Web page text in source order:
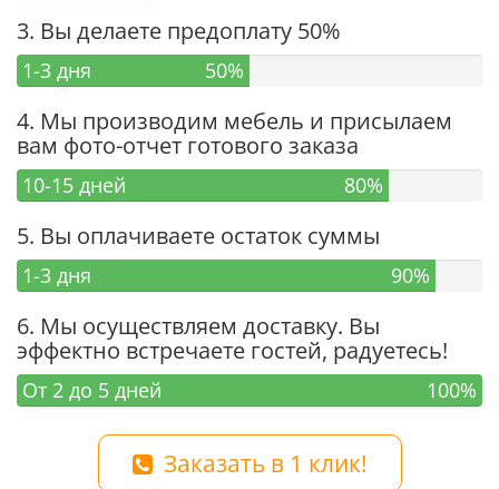
3. Вы делаете предоплату 50%
1-3 дня 50%
4. Мы производим мебель и присылаем
вам фото-отчет готового заказа
10-15 дней 80%
5. Вы оплачиваете остаток суммы
1-3 дня 90%
6. Мы осуществляем доставку. Вы
эффектно встречаете гостей, радуетесь!
От 2 до 5 дней 100%
Заказать в 1 клик!